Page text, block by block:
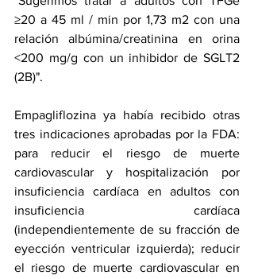
≥20 a 45 ml / min por 1,73 m2 con una
relación albúmina/creatinina en orina
<200 mg/g con un inhibidor de SGLT2
(2B)".
Empagliflozina ya había recibido otras
tres indicaciones aprobadas por la FDA:
para reducir el riesgo de muerte
cardiovascular y hospitalización por
insuficiencia cardíaca en adultos con
insuficiencia cardíaca
(independientemente de su fracción de
eyección ventricular izquierda); reducir
el riesgo de muerte cardiovascular en